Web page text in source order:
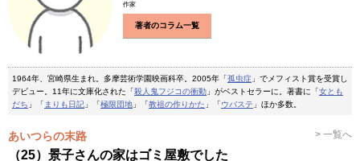
作家
著者のコラム一覧
1964年、宮崎県生まれ。多摩芸術学園映画科卒。2005年「孤虫症 」でメフィスト賞を受賞し
デビュー。11年に文庫化された「殺人鬼フジコの衝動 」がベストセラーに。著書に「女とも
だち 」「 まりも日記 」「極限団地 」「教祖の作りかた 」「ウバステ 」ほか多数。
あいつらの末路 > 一覧へ
（25）景子さんの家はゴミ屋敷でした